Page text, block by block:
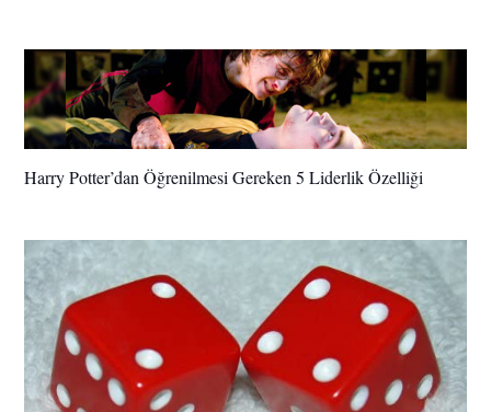
Harry Potter’dan Öğrenilmesi Gereken 5 Liderlik Özelliği